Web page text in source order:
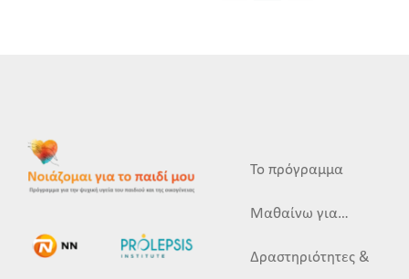
Το πρόγραμμα
Μαθαίνω για…
Δραστηριότητες &